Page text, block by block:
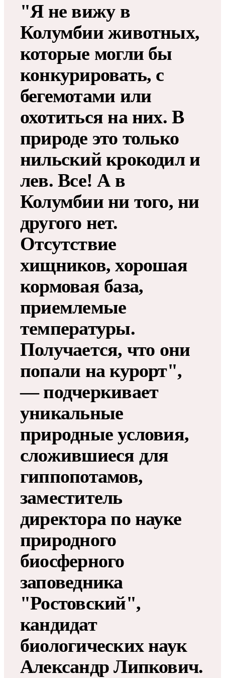
"Я не вижу в
Колумбии животных,
которые могли бы
конкурировать, с
бегемотами или
охотиться на них. В
природе это только
нильский крокодил и
лев. Все! А в
Колумбии ни того, ни
другого нет.
Отсутствие
хищников, хорошая
кормовая база,
приемлемые
температуры.
Получается, что они
попали на курорт",
— подчеркивает
уникальные
природные условия,
сложившиеся для
гиппопотамов,
заместитель
директора по науке
природного
биосферного
заповедника
"Ростовский",
кандидат
биологических наук
Александр Липкович.